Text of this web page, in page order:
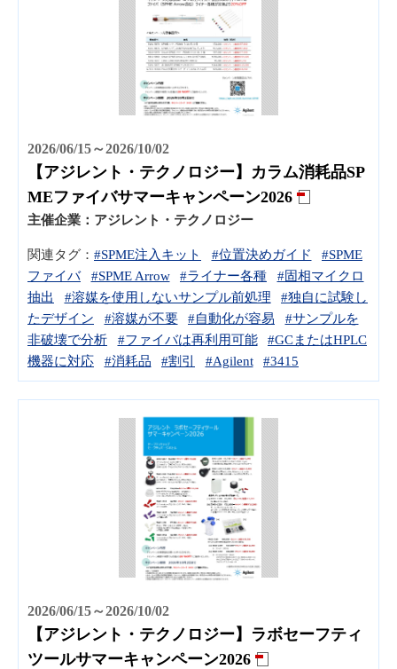
2026/06/15～2026/10/02
【アジレント・テクノロジー】カラム消耗品SP
MEファイバサマーキャンペーン2026
主催企業： アジレント・テクノロジー
関連タグ： #SPME注入キット #位置決めガイド
#SPME
ファイバ
#SPME Arrow #ライナー各種
#固相マイクロ
抽出
#溶媒を使用しないサンプル前処理
#独自に試験し
たデザイン
#溶媒が不要 #自動化が容易
#サンプルを
非破壊で分析
#ファイバは再利用可能
#GCまたはHPLC
機器に対応
#消耗品 #割引 #Agilent #3415
2026/06/15～2026/10/02
【アジレント・テクノロジー】ラボセーフティ
ツールサマーキャンペーン2026